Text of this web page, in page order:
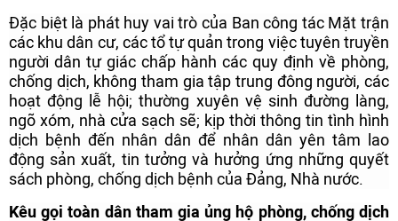
Đặc biệt là phát huy vai trò của Ban công tác Mặt trận
các khu dân cư, các tổ tự quản trong việc tuyên truyền
người dân tự giác chấp hành các quy định về phòng,
chống dịch, không tham gia tập trung đông người, các
hoạt động lễ hội; thường xuyên vệ sinh đường làng,
ngõ xóm, nhà cửa sạch sẽ; kịp thời thông tin tình hình
dịch bệnh đến nhân dân để nhân dân yên tâm lao
động sản xuất, tin tưởng và hưởng ứng những quyết
sách phòng, chống dịch bệnh của Đảng, Nhà nước.
Kêu gọi toàn dân tham gia ủng hộ phòng, chống dịch